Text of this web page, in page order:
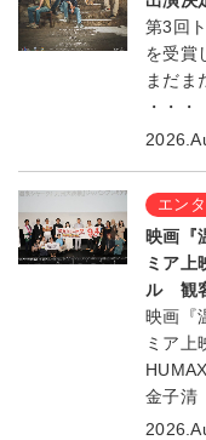
第3回
を受賞
まだま
・・・
エン
映画『
ミア
ル 観
映画『
ミア上
金子清